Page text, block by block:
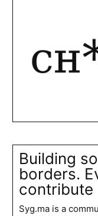
Building
borders.
contribute
Syg.ma is a